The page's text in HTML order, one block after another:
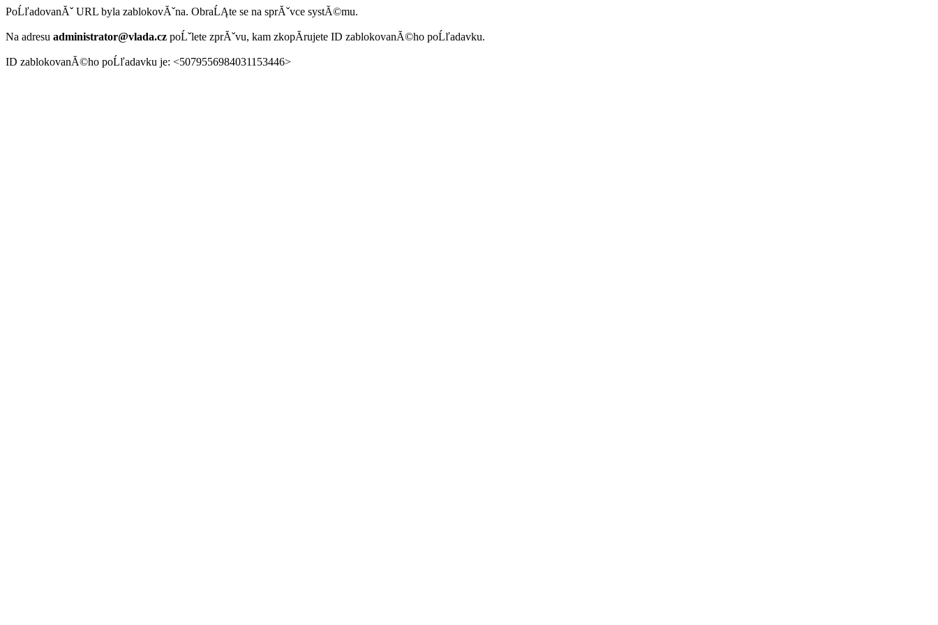
PoĹľadovanĂˇ URL byla zablokovĂˇna. ObraĹĄte se na sprĂˇvce systĂ©mu.
Na adresu administrator@vlada.cz poĹˇlete zprĂˇvu, kam zkopĂ­rujete ID zablokovanĂ©ho poĹľadavku.
ID zablokovanĂ©ho poĹľadavku je: <5079556984031153446>